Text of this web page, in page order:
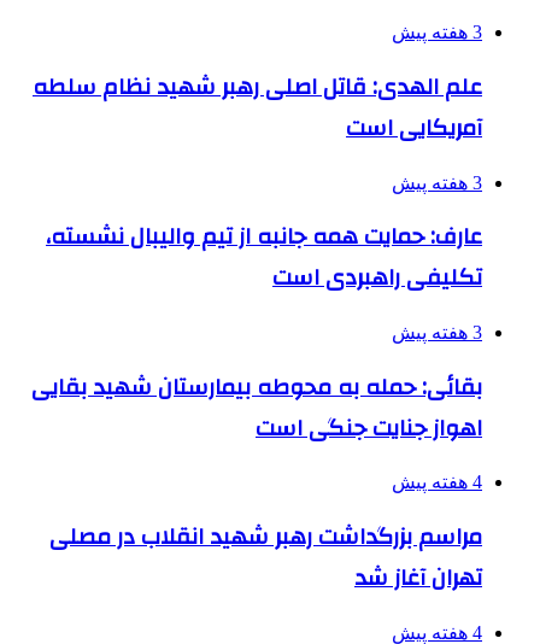
3 هفته پیش
علم الهدی: قاتل اصلی رهبر شهید نظام سلطه
آمریکایی است
3 هفته پیش
عارف: حمایت همه جانبه از تیم والیبال نشسته،
تکلیفی راهبردی است
3 هفته پیش
بقائی: حمله به محوطه بیمارستان شهید بقایی
اهواز جنایت جنگی است
4 هفته پیش
مراسم بزرگداشت رهبر شهید انقلاب در مصلی
تهران آغاز شد
4 هفته پیش